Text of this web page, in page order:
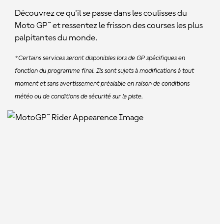
Découvrez ce qu'il se passe dans les coulisses du
Moto GP™ et ressentez le frisson des courses les plus
palpitantes du monde.
*Certains services seront disponibles lors de GP spécifiques en
fonction du programme final. Ils sont sujets à modifications à tout
moment et sans avertissement préalable en raison de conditions
météo ou de conditions de sécurité sur la piste.